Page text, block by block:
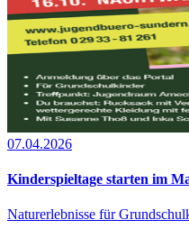
07.04.2026
Kinderspieltage starten im
Naturerlebnisse für